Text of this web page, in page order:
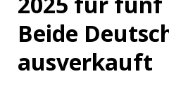
Beide
ausverkauft